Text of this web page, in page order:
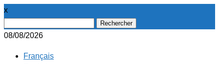
x
08/08/2026
Français